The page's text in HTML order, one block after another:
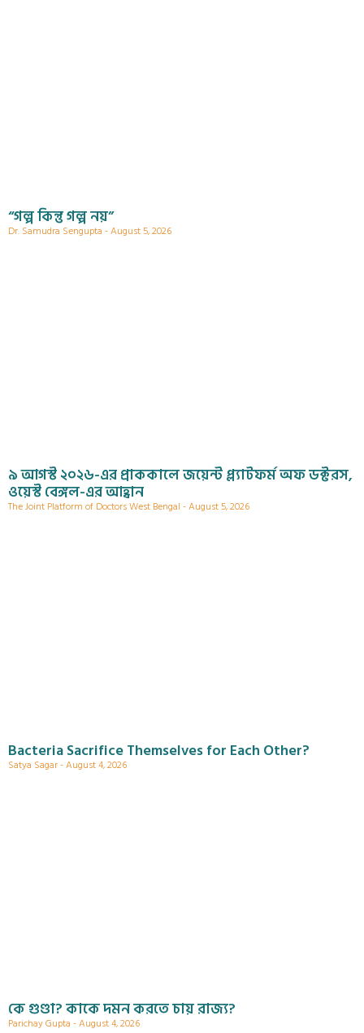
“গল্প কিন্তু গল্প নয়”
Dr. Samudra Sengupta August 5, 2026
৯ আগস্ট ২০২৬-এর প্রাককালে জয়েন্ট প্ল্যাটফর্ম অফ ডক্টরস,
ওয়েস্ট বেঙ্গল-এর আহ্বান
The Joint Platform of Doctors West Bengal August 5, 2026
Bacteria Sacrifice Themselves for Each Other?
Satya Sagar August 4, 2026
কে গুণ্ডা? কাকে দমন করতে চায় রাজ্য?
Parichay Gupta August 4, 2026